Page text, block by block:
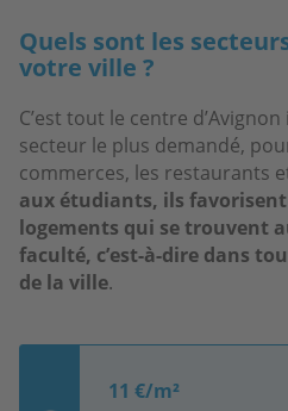
Quels sont les
votre ville ?
C’est tout le centre
secteur le plus demandé,
commerces, les restaurants
aux étudiants, ils
logements qui se trouvent
faculté, c’est-à-dire dans
de la ville.
11 €/m²